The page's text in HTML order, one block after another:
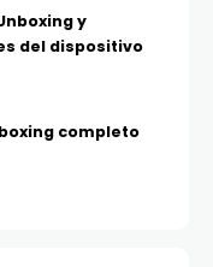
y
del dispositivo
completo